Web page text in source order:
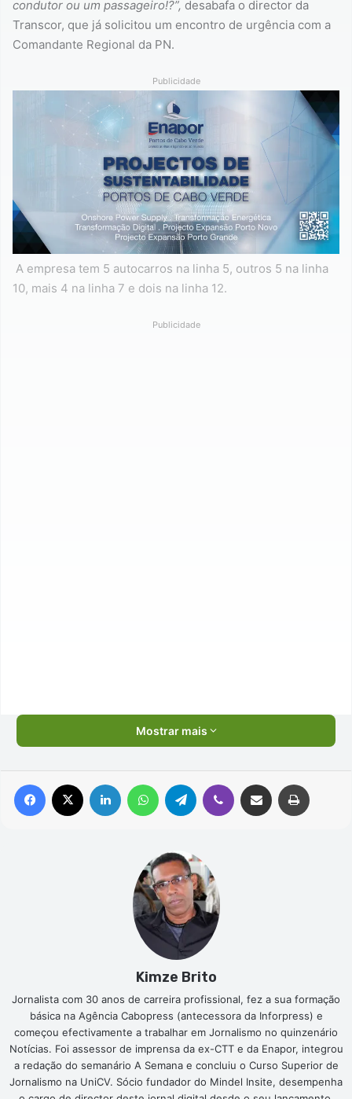
condutor ou um passageiro!?”, desabafa o director da
Transcor, que já solicitou um encontro de urgência com a
Comandante Regional da PN.
Publicidade
A empresa tem 5 autocarros na linha 5, outros 5 na linha
10, mais 4 na linha 7 e dois na linha 12.
Publicidade
Mostrar mais
Facebook Linkedin WhatsAppTelegram Viber Compartilhar via e-mail
Kimze Brito
Jornalista com 30 anos de carreira profissional, fez a sua formação
básica na Agência Cabopress (antecessora da Inforpress) e
começou efectivamente a trabalhar em Jornalismo no quinzenário
Notícias. Foi assessor de imprensa da ex-CTT e da Enapor, integrou
a redação do semanário A Semana e concluiu o Curso Superior de
Jornalismo na UniCV. Sócio fundador do Mindel Insite, desempenha